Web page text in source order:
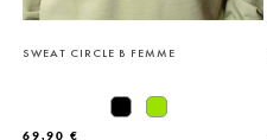
SWEAT CIRCLE B FEMME
69,90 €